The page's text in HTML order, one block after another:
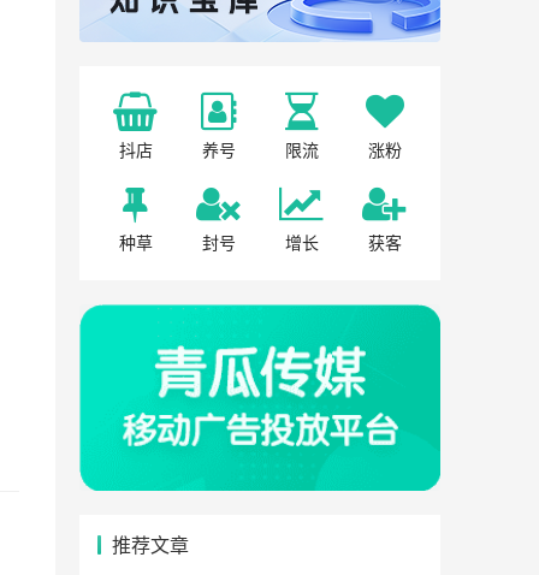
抖店 养号 限流 涨粉
种草 封号 增长 获客
推荐文章